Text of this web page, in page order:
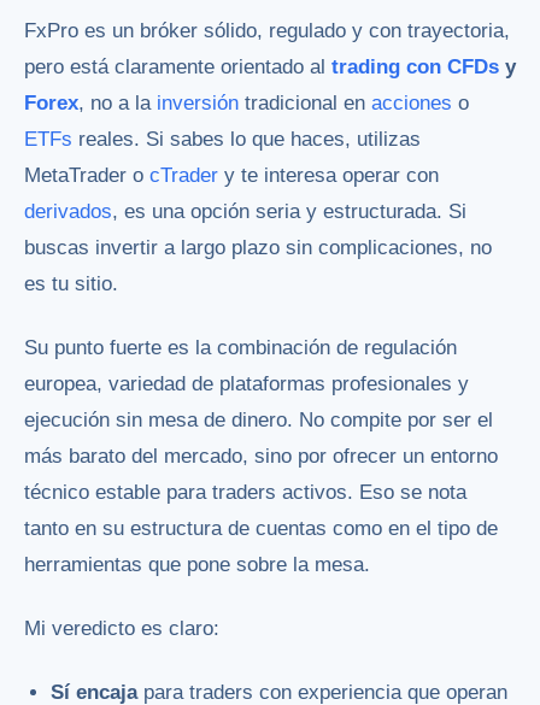
FxPro es un bróker sólido, regulado y con trayectoria,
pero está claramente orientado al trading con CFDs y
Forex, no a la inversión tradicional en acciones o
ETFs reales. Si sabes lo que haces, utilizas
MetaTrader o cTrader y te interesa operar con
derivados, es una opción seria y estructurada. Si
buscas invertir a largo plazo sin complicaciones, no
es tu sitio.
Su punto fuerte es la combinación de regulación
europea, variedad de plataformas profesionales y
ejecución sin mesa de dinero. No compite por ser el
más barato del mercado, sino por ofrecer un entorno
técnico estable para traders activos. Eso se nota
tanto en su estructura de cuentas como en el tipo de
herramientas que pone sobre la mesa.
Mi veredicto es claro:
Sí encajapara traders con experiencia que operan